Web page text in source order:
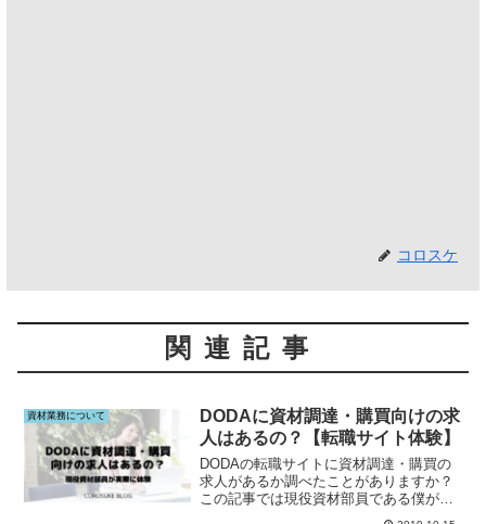
コロスケ
関連記事
資材業務について
DODAに資材調達・購買向けの求
人はあるの？【転職サイト体験】
DODAの転職サイトに資材調達・購買の
求人があるか調べたことがありますか？
この記事では現役資材部員である僕が
DODAで資材・購買の求人を調査してみ